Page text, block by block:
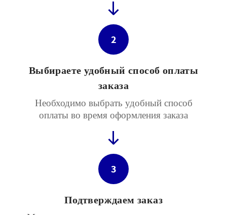
2
Выбираете удобный способ оплаты
заказа
Необходимо выбрать удобный способ
оплаты во время оформления заказа
3
Подтверждаем заказ